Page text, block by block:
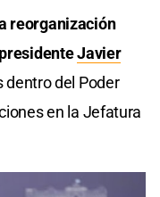
reorganización
Javier
del Poder
en la Jefatura